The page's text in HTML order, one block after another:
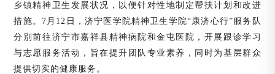
乡镇精神卫生发展状况，以便针对性地制定帮扶计划和改进
措施。7月12日，济宁医学院精神卫生学院“康济心行”服务队
分别前往济宁市嘉祥县精神病院和金屯医院，开展跟诊学习
与志愿服务活动，旨在提升团队专业素养，同时为基层群众
提供切实的健康服务。